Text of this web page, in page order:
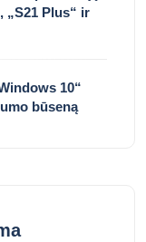
„S21 Plus“ ir
10“
būseną